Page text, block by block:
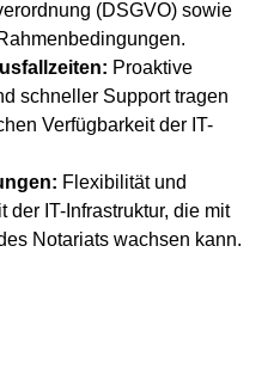
(DSGVO) sowie
Proaktive
schneller Support tragen
Verfügbarkeit der IT-
Flexibilität und
der IT-Infrastruktur, die mit
Notariats wachsen kann.